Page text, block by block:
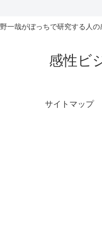
一哉がぼっちで研究する人
感性ビ
サイトマップ